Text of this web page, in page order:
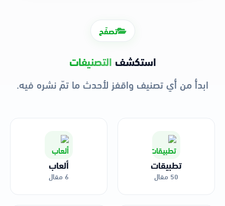
تصفّح
استكشف التصنيفات
ابدأ من أي تصنيف واقفز لأحدث ما تمّ نشره فيه.
تطبيقات
50 مقال
ألعاب
6 مقال